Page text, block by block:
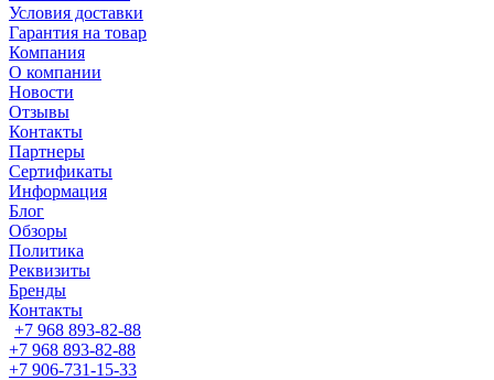
Условия доставки
Гарантия на товар
Компания
О компании
Новости
Отзывы
Контакты
Партнеры
Сертификаты
Информация
Блог
Обзоры
Политика
Реквизиты
Бренды
Контакты
+7 968 893-82-88
+7 968 893-82-88
+7 906-731-15-33